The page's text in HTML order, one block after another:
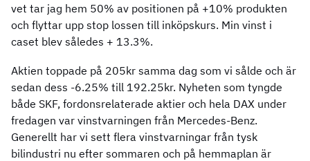
vet tar jag hem 50% av positionen på +10% produkten
och flyttar upp stop lossen till inköpskurs. Min vinst i
caset blev således + 13.3%.
Aktien toppade på 205kr samma dag som vi sålde och är
sedan dess -6.25% till 192.25kr. Nyheten som tyngde
både SKF, fordonsrelaterade aktier och hela DAX under
fredagen var vinstvarningen från Mercedes-Benz.
Generellt har vi sett flera vinstvarningar från tysk
bilindustri nu efter sommaren och på hemmaplan är